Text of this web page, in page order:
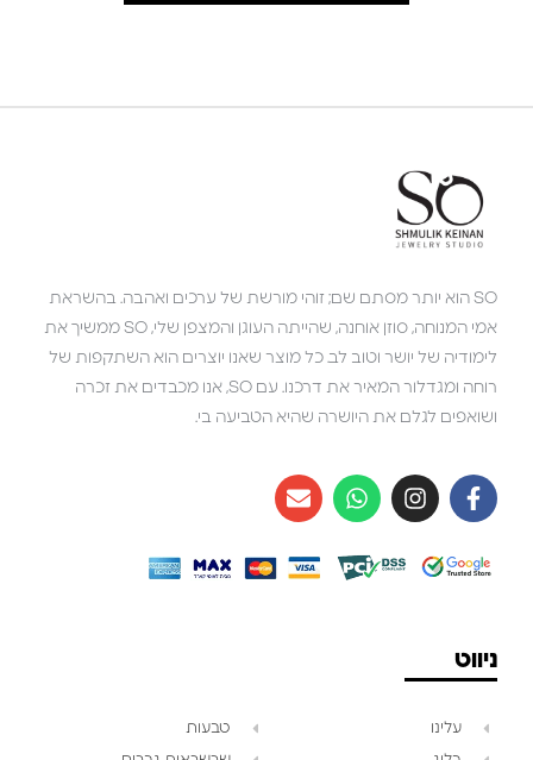
SO הוא יותר מסתם שם; זוהי מורשת של ערכים ואהבה. בהשראת
אמי המנוחה, סוזן אוחנה, שהייתה העוגן והמצפן שלי, SO ממשיך את
לימודיה של יושר וטוב לב. כל מוצר שאנו יוצרים הוא השתקפות של
רוחה ומגדלור המאיר את דרכנו. עם SO, אנו מכבדים את זכרה
ושואפים לגלם את היושרה שהיא הטביעה בי.
ניווט
עלינו טבעות